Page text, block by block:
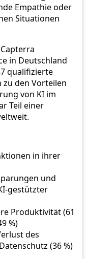
Empathie oder
Situationen
in Deutschland
qualifizierte
zu den Vorteilen
von KI im
Teil einer
in ihrer
und
gestützter
Produktivität (61
%)
des
(36 %)